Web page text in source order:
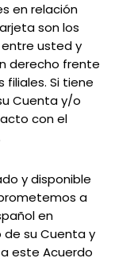
en relación
son los
usted y
derecho frente
filiales. Si tiene
Cuenta y/o
con el
y disponible
a
en
su Cuenta y
este Acuerdo